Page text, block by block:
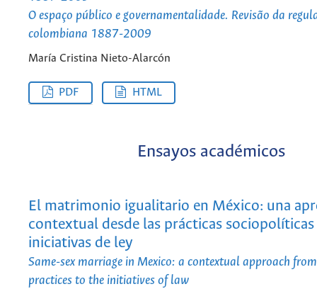
O espaço público e governamentalidade. Revisão da
colombiana 1887-2009
María Cristina Nieto-Alarcón
PDF HTML
Ensayos académicos
El matrimonio igualitario en México: una
contextual desde las prácticas sociopolíticas
iniciativas de ley
Same-sex marriage in Mexico: a contextual approach
practices to the initiatives of law